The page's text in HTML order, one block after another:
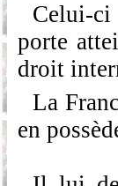
Celui-ci
porte
droit
La
en